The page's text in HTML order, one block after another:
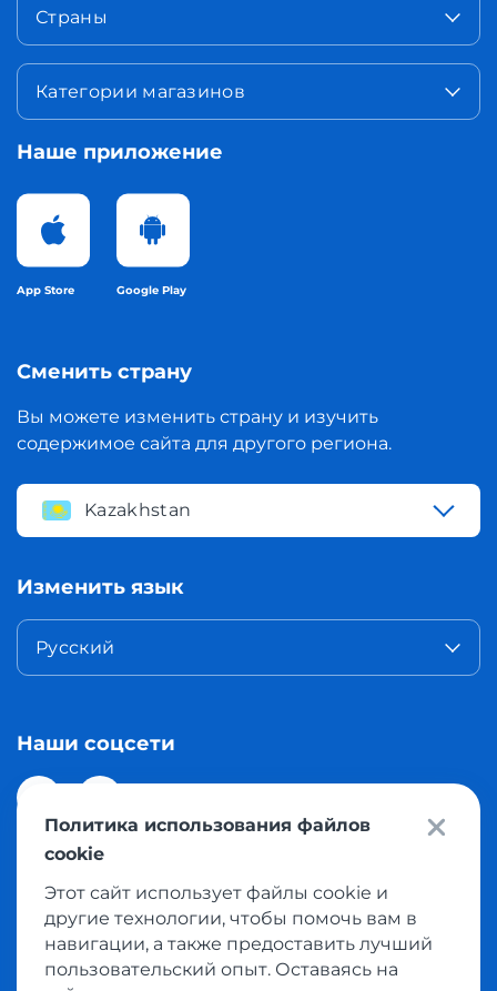
Страны
Категории магазинов
Наше приложение
App Store Google Play
Сменить страну
Вы можете изменить страну и изучить
содержимое сайта для другого региона.
Kazakhstan
Изменить язык
Русский
Наши соцсети
© 2026 Meest Shopping доставка покупок с интернет
магазинов мира в Казахстан. Все права защищены
Политика использования файлов
cookie
Этот сайт использует файлы cookie и
другие технологии, чтобы помочь вам в
навигации, а также предоставить лучший
пользовательский опыт. Оставаясь на